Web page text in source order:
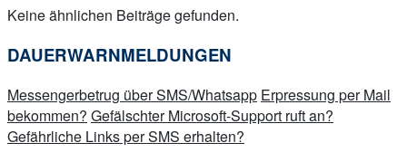
Keine ähnlichen Beiträge gefunden.
DAUERWARNMELDUNGEN
Messengerbetrug über SMS/Whatsapp Erpressung per Mail
bekommen? Gefälschter Microsoft-Support ruft an?
Gefährliche Links per SMS erhalten?